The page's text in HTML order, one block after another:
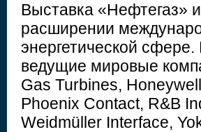
Выставка «Нефтегаз»
расширении
энергетической
ведущие мировые
Gas Turbines,
Phoenix Сontact, R&B
Weidmüller Interface,